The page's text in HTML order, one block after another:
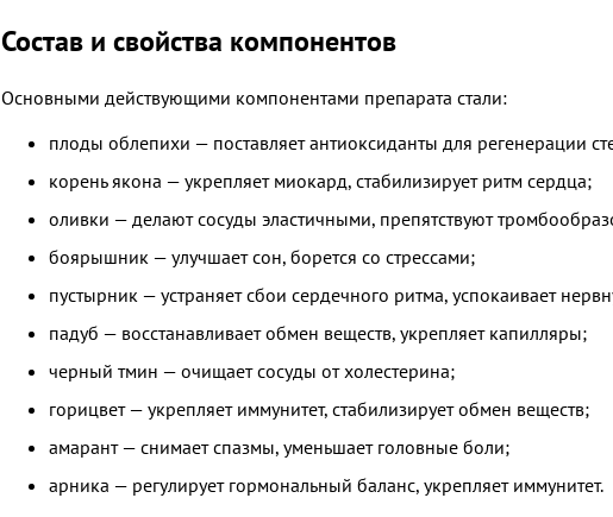
Состав и свойства компонентов
Основными действующими компонентами препарата стали:
плоды облепихи — поставляет антиоксиданты для регенерации
корень якона — укрепляет миокард, стабилизирует ритм сердца;
оливки — делают сосуды эластичными, препятствуют
боярышник — улучшает сон, борется со стрессами;
пустырник — устраняет сбои сердечного ритма, успокаивает
падуб — восстанавливает обмен веществ, укрепляет капилляры;
черный тмин — очищает сосуды от холестерина;
горицвет — укрепляет иммунитет, стабилизирует обмен веществ;
амарант — снимает спазмы, уменьшает головные боли;
арника — регулирует гормональный баланс, укрепляет иммунитет.